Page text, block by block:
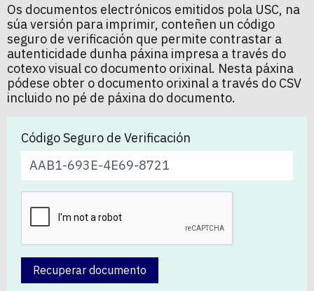
Os documentos electrónicos emitidos pola USC, na
súa versión para imprimir, conteñen un código
seguro de verificación que permite contrastar a
autenticidade dunha páxina impresa a través do
cotexo visual co documento orixinal. Nesta páxina
pódese obter o documento orixinal a través do CSV
incluido no pé de páxina do documento.
Código Seguro de Verificación
Recuperar documento